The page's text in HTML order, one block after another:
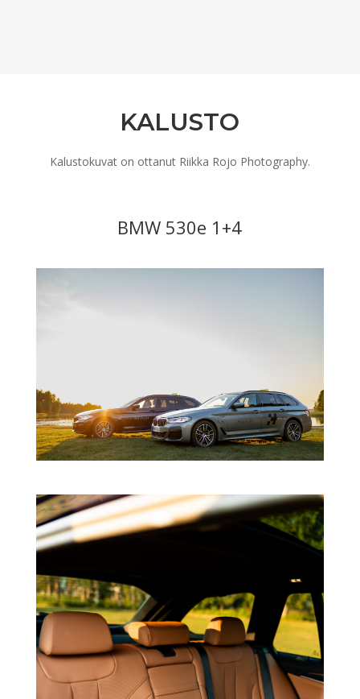
KALUSTO
Kalustokuvat on ottanut Riikka Rojo Photography.
BMW 530e 1+4